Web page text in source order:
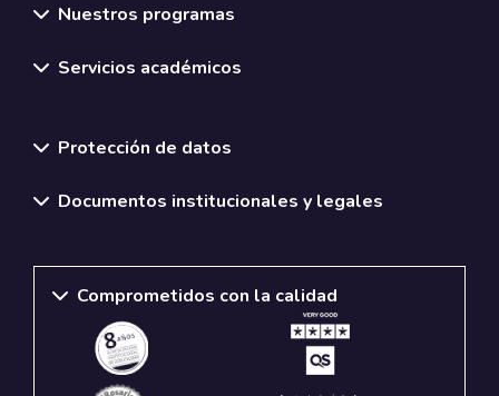
Nuestros programas
Servicios académicos
Protección de datos
Documentos institucionales y legales
Comprometidos con la calidad